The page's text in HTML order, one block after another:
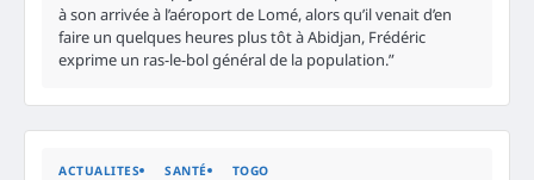
à son arrivée à l’aéroport de Lomé, alors qu’il venait d’en
faire un quelques heures plus tôt à Abidjan, Frédéric
exprime un ras-le-bol général de la population.”
ACTUALITES SANTÉ TOGO